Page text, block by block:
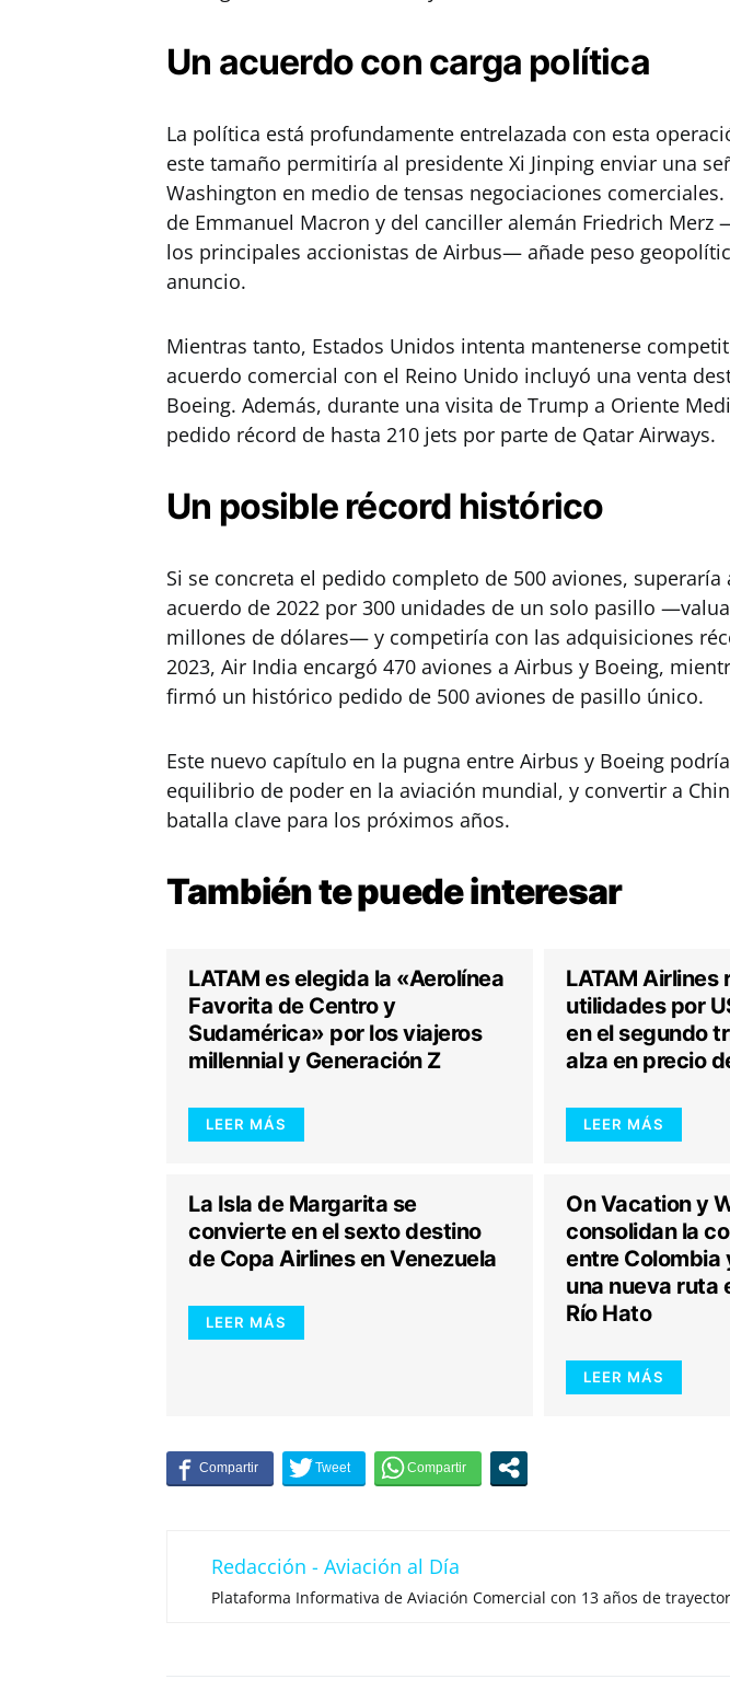
Un acuerdo con carga política
La política está profundamente entrelazada con esta
este tamaño permitiría al presidente Xi Jinping enviar una
Washington en medio de tensas negociaciones
de Emmanuel Macron y del canciller alemán Friedrich Merz
los principales accionistas de Airbus— añade peso
anuncio.
Mientras tanto, Estados Unidos intenta mantenerse
acuerdo comercial con el Reino Unido incluyó una venta
Boeing. Además, durante una visita de Trump a Oriente
pedido récord de hasta 210 jets por parte de Qatar Airways.
Un posible récord histórico
Si se concreta el pedido completo de 500 aviones,
acuerdo de 2022 por 300 unidades de un solo pasillo
millones de dólares— y competiría con las adquisiciones
2023, Air India encargó 470 aviones a Airbus y Boeing,
firmó un histórico pedido de 500 aviones de pasillo único.
Este nuevo capítulo en la pugna entre Airbus y Boeing
equilibrio de poder en la aviación mundial, y convertir a
batalla clave para los próximos años.
También te puedeinteresar
LATAM es elegida la «Aerolínea
Favorita de Centro y
Sudamérica» por los viajeros
millennial y Generación Z
LEER MÁS
LATAM Airlines
utilidades por
en el segundo
alza en precio
LEER MÁS
La Isla de Margarita se
convierte en el sexto destino
de Copa Airlines en Venezuela
LEER MÁS
On Vacation y
consolidan la
entre Colombia
una nueva ruta
Río Hato
LEER MÁS
Redacción - Aviación al Día
Plataforma Informativa de Aviación Comercial con 13 años de